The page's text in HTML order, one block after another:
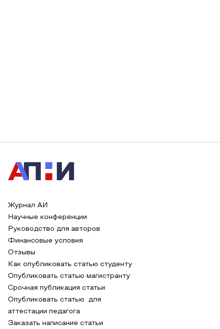
Журнал АИ
Научные конференции
Руководство для авторов
Финансовые условия
Отзывы
Как опубликовать статью студенту
Опубликовать статью магистранту
Срочная публикация статьи
Опубликовать статью для
аттестации педагога
Заказать написание статьи